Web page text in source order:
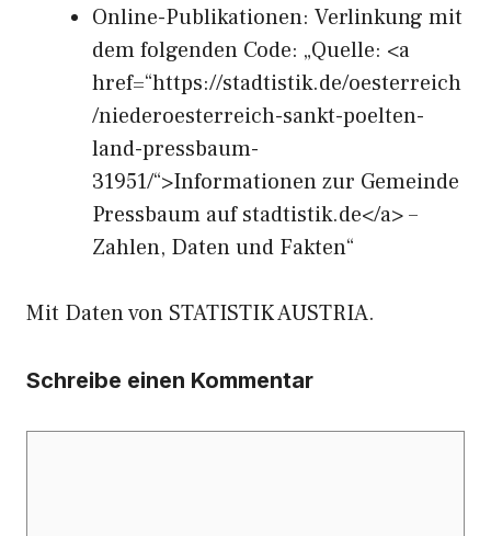
Online-Publikationen: Verlinkung mit
dem folgenden Code: „Quelle: <a
href=“https://stadtistik.de/oesterreich
/niederoesterreich-sankt-poelten-
land-pressbaum-
31951/“>Informationen zur Gemeinde
Pressbaum auf stadtistik.de</a> –
Zahlen, Daten und Fakten“
Mit Daten von STATISTIK AUSTRIA.
Schreibe einen Kommentar